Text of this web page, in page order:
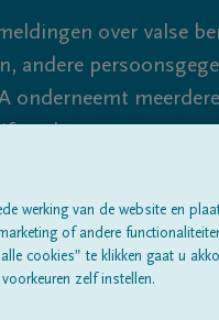
over valse
andere
onderneemt
Over ons
werking van de website en
of andere
cookies” te klikken gaat u
zelf instellen.